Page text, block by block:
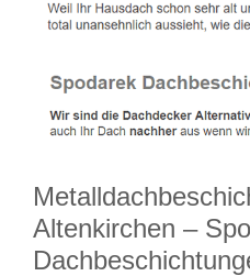
Altenkirchen –